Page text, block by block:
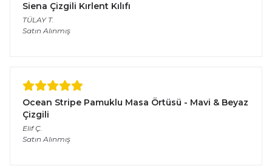
Siena Çizgili Kırlent Kılıfı
TÜLAY T.
Satın Alınmış
Ocean Stripe Pamuklu Masa Örtüsü - Mavi & Beyaz
Çizgili
Elif Ç.
Satın Alınmış